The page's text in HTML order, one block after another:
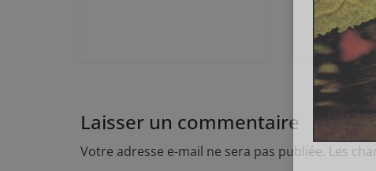
Laisser un commentaire
Votre adresse e-mail ne sera pas publiée. Les